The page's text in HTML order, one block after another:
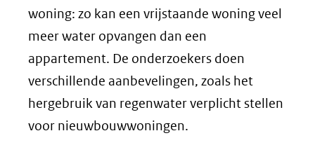
woning: zo kan een vrijstaande woning veel
meer water opvangen dan een
appartement. De onderzoekers doen
verschillende aanbevelingen, zoals het
hergebruik van regenwater verplicht stellen
voor nieuwbouwwoningen.